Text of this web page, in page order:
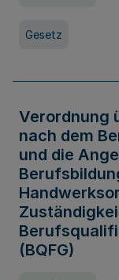
Gesetz
Verordnung
nach dem
und die
(BQFG)